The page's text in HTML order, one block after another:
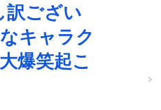
訳ござい
キャラク
爆笑起こ